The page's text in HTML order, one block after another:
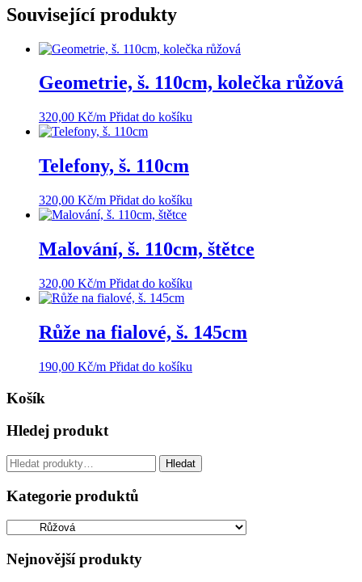
Související produkty
Geometrie, š. 110cm, kolečka růžová
320,00 Kč/m Přidat do košíku
Telefony, š. 110cm
320,00 Kč/m Přidat do košíku
Malování, š. 110cm, štětce
320,00 Kč/m Přidat do košíku
Růže na fialové, š. 145cm
190,00 Kč/m Přidat do košíku
Košík
Hledej produkt
Hledat: Hledat
Kategorie produktů
Nejnovější produkty